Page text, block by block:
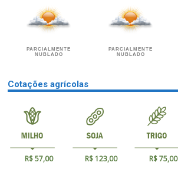
PARCIALMENTE
NUBLADO
PARCIALMENTE
NUBLADO
Cotações agrícolas
R$ 57,00 R$ 123,00 R$ 75,00